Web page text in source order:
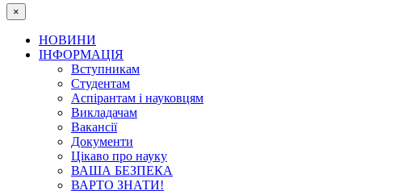
×
НОВИНИ
ІНФОРМАЦІЯ
Вступникам
Студентам
Аспірантам і науковцям
Викладачам
Вакансії
Документи
Цікаво про науку
ВАША БЕЗПЕКА
ВАРТО ЗНАТИ!